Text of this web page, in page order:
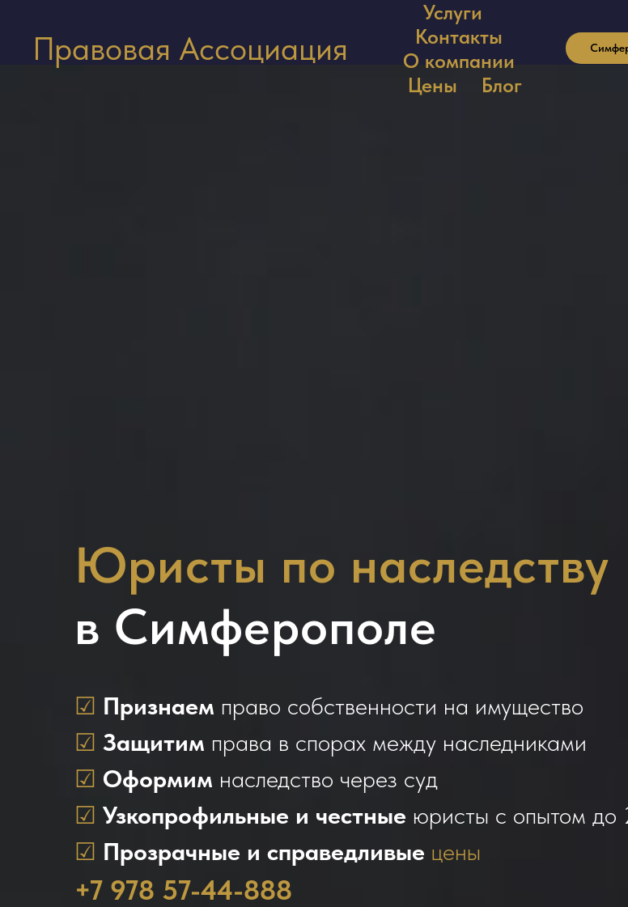
Правовая Ассоциация
Услуги
Контакты
О компании
Цены
Блог
Юристы по наследству
в Симферополе
☑ Признаем право собственности на имущество
☑ Защитим права в спорах между наследниками
☑ Оформим наследство через суд
☑ Узкопрофильные и честные юристы с опытом до
☑ Прозрачные и справедливые цены
+7 978 57-44-888